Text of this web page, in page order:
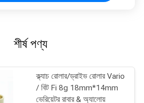
শীর্ষ পণ্য
ক্ল্যাচ রোলার/ড্রাইভ রোলার Vario
/ বিট Fi 8g 18mm*14mm
ভেরিয়েটর রাবার & অ্যালোয়